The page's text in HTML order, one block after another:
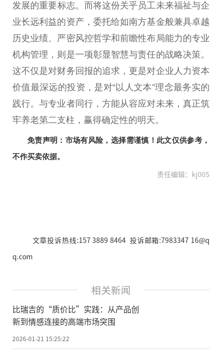
发展的重要标志。而将这份关乎员工未来福祉与企
业长远利益的资产，委托给如南方基金般兼具卓越
历史业绩、严密风控哲学和前瞻性布局能力的专业
机构管理，则是一项彰显智慧与责任的战略决策。
这不仅是对财务回报的追求，更是对企业人力资本
价值最深远的投资 ，是对“以人文本”理念最务实的
践行。与专业者同行，方能从容应对未来，真正筑
牢养老第二支柱，赢得确定性的明天。
免责声明：市场有风险，选择需谨慎！此文仅供参考，
不作买卖依据。
责任编辑：kj005
文章投诉热线:157 3889 8464 投诉邮箱:7983347 16@q
q.com
相关新闻
比瑞吉的“质价比”实践：从产品创
新到情感连接的高端市场突围
2026-01-21 15:25:22